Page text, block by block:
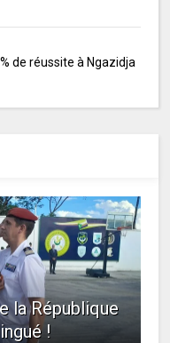
de réussite à Ngazidja
la République
!